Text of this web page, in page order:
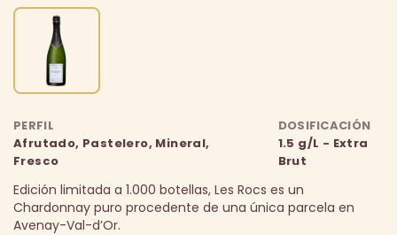
PERFIL
Afrutado, Pastelero, Mineral,
Fresco
DOSIFICACIÓN
1.5 g/L - Extra
Brut
Edición limitada a 1.000 botellas, Les Rocs es un
Chardonnay puro procedente de una única parcela en
Avenay-Val-d’Or.